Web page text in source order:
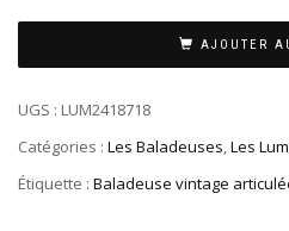
AJOUTER
UGS : LUM2418718
Catégories : Les Baladeuses,Les
Étiquette : Baladeuse vintage